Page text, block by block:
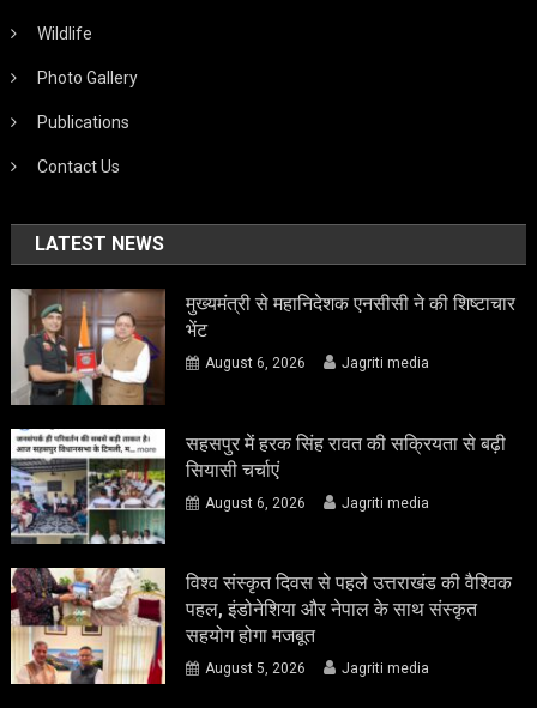
Wildlife
Photo Gallery
Publications
Contact Us
LATEST NEWS
मुख्यमंत्री से महानिदेशक एनसीसी ने की शिष्टाचार
भेंट
August 6, 2026 Jagriti media
सहसपुर में हरक सिंह रावत की सक्रियता से बढ़ी
सियासी चर्चाएं
August 6, 2026 Jagriti media
विश्व संस्कृत दिवस से पहले उत्तराखंड की वैश्विक
पहल, इंडोनेशिया और नेपाल के साथ संस्कृत
सहयोग होगा मजबूत
August 5, 2026 Jagriti media